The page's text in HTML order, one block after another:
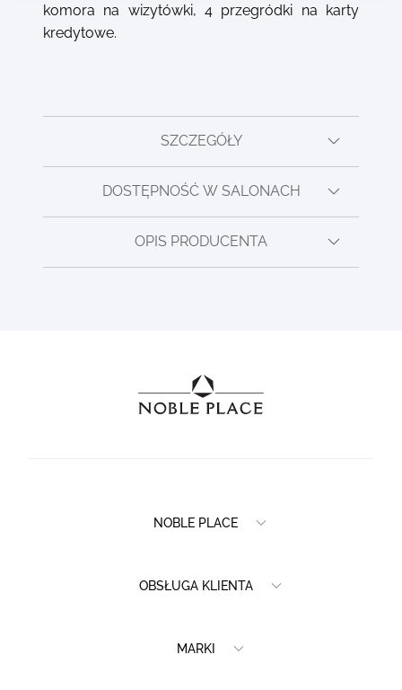
komora na wizytówki, 4 przegródki na karty
kredytowe.
SZCZEGÓŁY
DOSTĘPNOŚĆ W SALONACH
OPIS PRODUCENTA
NOBLE PLACE
OBSŁUGA KLIENTA
MARKI